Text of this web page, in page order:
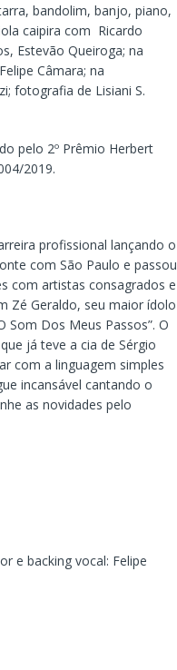
bandolim, banjo, piano,
caipira com Ricardo
Estevão Queiroga; na
Câmara; na
fotografia de Lisiani S.
pelo 2º Prêmio Herbert
2019.
profissional lançando o
com São Paulo e passou
com artistas consagrados e
Zé Geraldo, seu maior ídolo
Dos Meus Passos”. O
já teve a cia de Sérgio
com a linguagem simples
incansável cantando o
as novidades pelo
e backing vocal: Felipe